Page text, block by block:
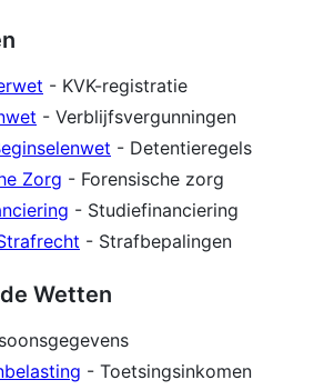
- KVK-registratie
- Verblijfsvergunningen
- Detentieregels
Zorg - Forensische zorg
- Studiefinanciering
- Strafbepalingen
Wetten
- Toetsingsinkomen